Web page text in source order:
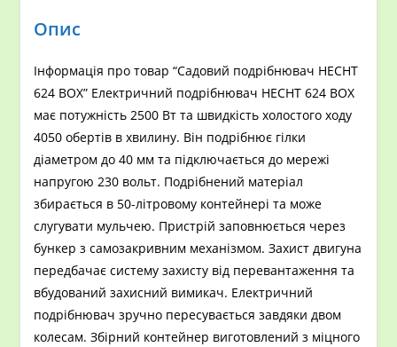
Опис
Інформація про товар “Садовий подрібнювач HECHT
624 BOX” Електричний подрібнювач HECHT 624 BOX
має потужність 2500 Вт та швидкість холостого ходу
4050 обертів в хвилину. Він подрібнює гілки
діаметром до 40 мм та підключається до мережі
напругою 230 вольт. Подрібнений матеріал
збирається в 50-літровому контейнері та може
слугувати мульчею. Пристрій заповнюється через
бункер з самозакривним механізмом. Захист двигуна
передбачає систему захисту від перевантаження та
вбудований захисний вимикач. Електричний
подрібнювач зручно пересувається завдяки двом
колесам. Збірний контейнер виготовлений з міцного